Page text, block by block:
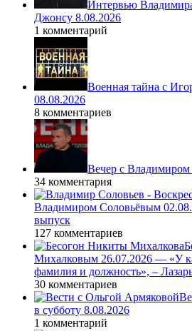
Интервью
Джонсу 8.08.2026
1 комментарий
Военная тайна с
08.08.2026
8 комментариев
Вечер с
34 комментария
Владимиром Соловьёвым
выпуск
127 комментариев
Михалковым 26.07.2026 — «У
фамилия и должность», –
30 комментариев
в субботу 8.08.2026
1 комментарий